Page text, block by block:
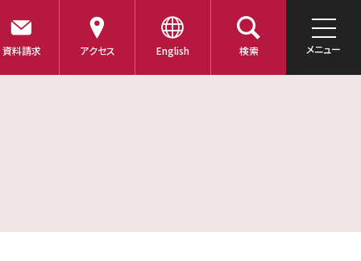
資料請求 アクセス English 検索 メニュー